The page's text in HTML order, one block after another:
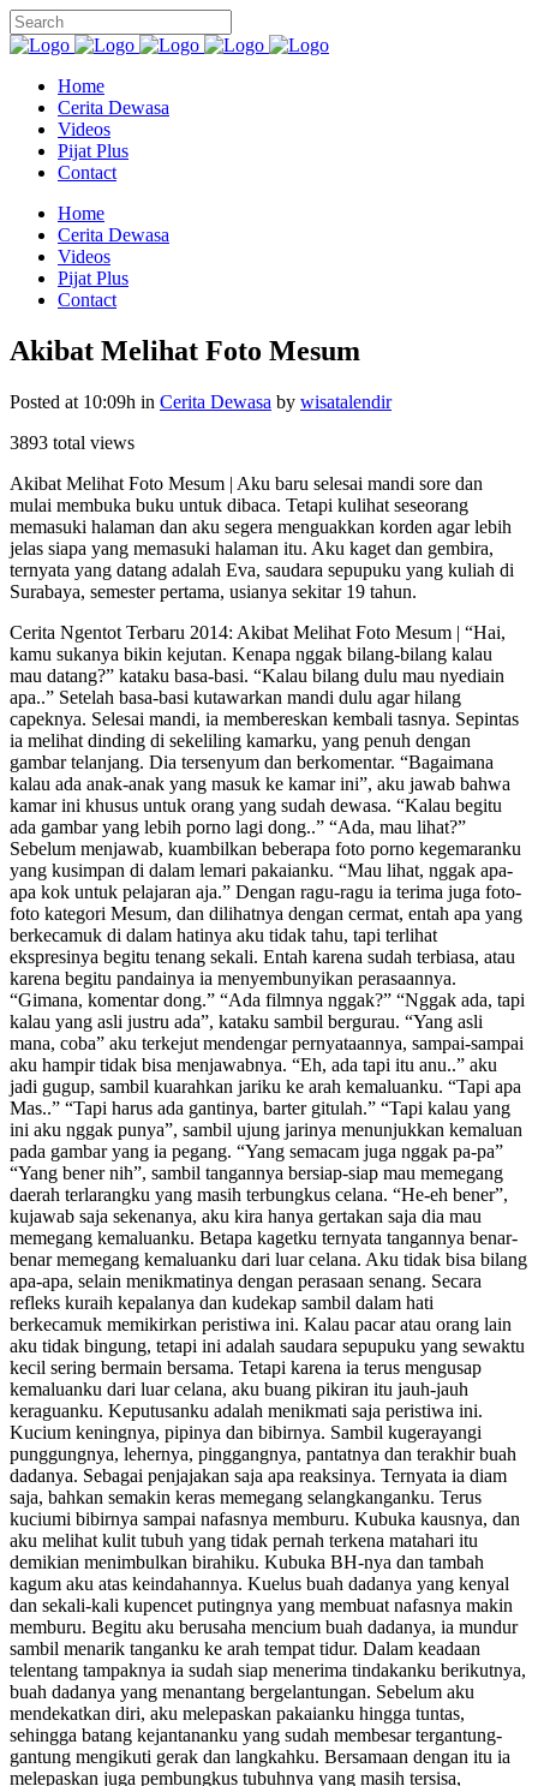
Home
Cerita Dewasa
Videos
Pijat Plus
Contact
Home
Cerita Dewasa
Videos
Pijat Plus
Contact
Akibat Melihat Foto Mesum
Posted at 10:09h in Cerita Dewasa by wisatalendir
3893 total views
Akibat Melihat Foto Mesum | Aku baru selesai mandi sore dan
mulai membuka buku untuk dibaca. Tetapi kulihat seseorang
memasuki halaman dan aku segera menguakkan korden agar lebih
jelas siapa yang memasuki halaman itu. Aku kaget dan gembira,
ternyata yang datang adalah Eva, saudara sepupuku yang kuliah di
Surabaya, semester pertama, usianya sekitar 19 tahun.
Cerita Ngentot Terbaru 2014: Akibat Melihat Foto Mesum | “Hai,
kamu sukanya bikin kejutan. Kenapa nggak bilang-bilang kalau
mau datang?” kataku basa-basi. “Kalau bilang dulu mau nyediain
apa..” Setelah basa-basi kutawarkan mandi dulu agar hilang
capeknya. Selesai mandi, ia membereskan kembali tasnya. Sepintas
ia melihat dinding di sekeliling kamarku, yang penuh dengan
gambar telanjang. Dia tersenyum dan berkomentar. “Bagaimana
kalau ada anak-anak yang masuk ke kamar ini”, aku jawab bahwa
kamar ini khusus untuk orang yang sudah dewasa. “Kalau begitu
ada gambar yang lebih porno lagi dong..” “Ada, mau lihat?”
Sebelum menjawab, kuambilkan beberapa foto porno kegemaranku
yang kusimpan di dalam lemari pakaianku. “Mau lihat, nggak apa-
apa kok untuk pelajaran aja.” Dengan ragu-ragu ia terima juga foto-
foto kategori Mesum, dan dilihatnya dengan cermat, entah apa yang
berkecamuk di dalam hatinya aku tidak tahu, tapi terlihat
ekspresinya begitu tenang sekali. Entah karena sudah terbiasa, atau
karena begitu pandainya ia menyembunyikan perasaannya.
“Gimana, komentar dong.” “Ada filmnya nggak?” “Nggak ada, tapi
kalau yang asli justru ada”, kataku sambil bergurau. “Yang asli
mana, coba” aku terkejut mendengar pernyataannya, sampai-sampai
aku hampir tidak bisa menjawabnya. “Eh, ada tapi itu anu..” aku
jadi gugup, sambil kuarahkan jariku ke arah kemaluanku. “Tapi apa
Mas..” “Tapi harus ada gantinya, barter gitulah.” “Tapi kalau yang
ini aku nggak punya”, sambil ujung jarinya menunjukkan kemaluan
pada gambar yang ia pegang. “Yang semacam juga nggak pa-pa”
“Yang bener nih”, sambil tangannya bersiap-siap mau memegang
daerah terlarangku yang masih terbungkus celana. “He-eh bener”,
kujawab saja sekenanya, aku kira hanya gertakan saja dia mau
memegang kemaluanku. Betapa kagetku ternyata tangannya benar-
benar memegang kemaluanku dari luar celana. Aku tidak bisa bilang
apa-apa, selain menikmatinya dengan perasaan senang. Secara
refleks kuraih kepalanya dan kudekap sambil dalam hati
berkecamuk memikirkan peristiwa ini. Kalau pacar atau orang lain
aku tidak bingung, tetapi ini adalah saudara sepupuku yang sewaktu
kecil sering bermain bersama. Tetapi karena ia terus mengusap
kemaluanku dari luar celana, aku buang pikiran itu jauh-jauh
keraguanku. Keputusanku adalah menikmati saja peristiwa ini.
Kucium keningnya, pipinya dan bibirnya. Sambil kugerayangi
punggungnya, lehernya, pinggangnya, pantatnya dan terakhir buah
dadanya. Sebagai penjajakan saja apa reaksinya. Ternyata ia diam
saja, bahkan semakin keras memegang selangkanganku. Terus
kuciumi bibirnya sampai nafasnya memburu. Kubuka kausnya, dan
aku melihat kulit tubuh yang tidak pernah terkena matahari itu
demikian menimbulkan birahiku. Kubuka BH-nya dan tambah
kagum aku atas keindahannya. Kuelus buah dadanya yang kenyal
dan sekali-kali kupencet putingnya yang membuat nafasnya makin
memburu. Begitu aku berusaha mencium buah dadanya, ia mundur
sambil menarik tanganku ke arah tempat tidur. Dalam keadaan
telentang tampaknya ia sudah siap menerima tindakanku berikutnya,
buah dadanya yang menantang bergelantungan. Sebelum aku
mendekatkan diri, aku melepaskan pakaianku hingga tuntas,
sehingga batang kejantananku yang sudah membesar tergantung-
gantung mengikuti gerak dan langkahku. Bersamaan dengan itu ia
melepaskan juga pembungkus tubuhnya yang masih tersisa,